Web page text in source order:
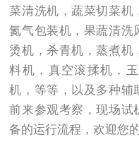
菜清洗机，蔬菜切菜机
氮气包装机，果蔬清洗
烫机，杀青机，蒸煮机
料机，真空滚揉机，
机，等等，以及多种辅
前来参观考察，现场试
备的运行流程，欢迎您的